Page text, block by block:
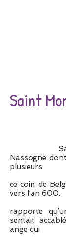
Saint
Saint
Nassogne
autres
ce coin de
vers
rapporte
sentait
lui